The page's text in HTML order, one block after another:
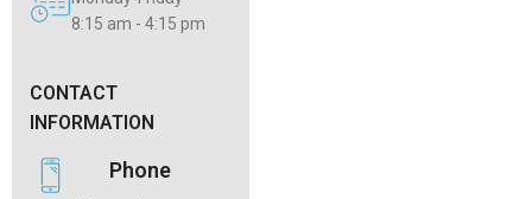
8:15 am - 4:15 pm
CONTACT
INFORMATION
Phone